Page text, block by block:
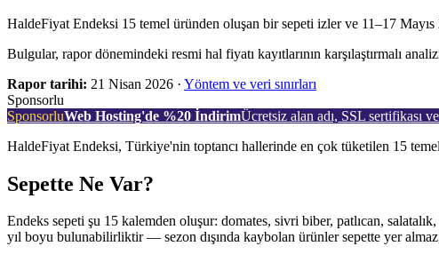
HaldeFiyat Endeksi 15 temel üründen oluşan bir sepeti izler ve 11–17 Mayıs
Bulgular, rapor dönemindeki resmi hal fiyatı kayıtlarının karşılaştırmalı
Rapor tarihi: 21 Nisan 2026 · Yöntem ve veri sınırları
Sponsorlu
SponsorluWeb Hosting'de %20 İndirimÜcretsiz alan adı, SSL sertifikası
HaldeFiyat Endeksi, Türkiye'nin toptancı hallerinde en çok tüketilen 15
Sepette Ne Var?
Endeks sepeti şu 15 kalemden oluşur: domates, sivri biber, patlıcan,
yıl boyu bulunabilirliktir — sezon dışında kaybolan ürünler sepette yer